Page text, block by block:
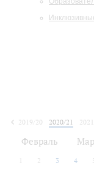
2019/20
2020/21
Февраль
2 3 4